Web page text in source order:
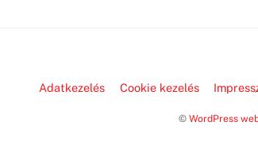
Adatkezelés Cookie kezelés
© WordPress